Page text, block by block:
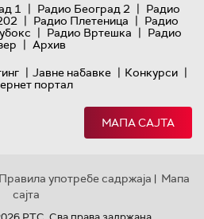
1 | Радио Београд 2 | Радио
| Радио Плетеница | Радио
| Радио Вртешка | Радио
| Архив
| Јавне набавке | Конкурси |
портал
МАПА САЈТА
Правила употребе садржаја | Мапа
сајта